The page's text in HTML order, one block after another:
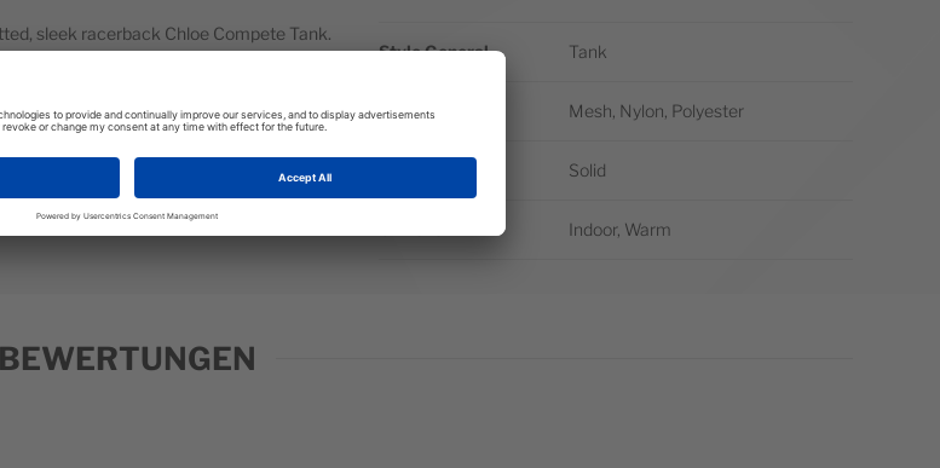
sleek racerback Chloe Compete Tank.
breathable mesh fabric.
Style General
Tank
Material Mesh, Nylon, Polyester
Solid
Indoor, Warm
BEWERTUNGEN